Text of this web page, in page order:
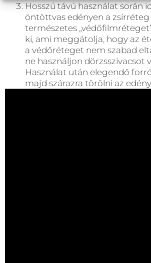
Hosszú távú használat során
öntöttvas edényen a
természetes
ki, ami meggátolja, hogy az
a védőréteget nem szabad
ne használjon dörzsszivacsot
Használat után elegendő
majd szárazra törölni az